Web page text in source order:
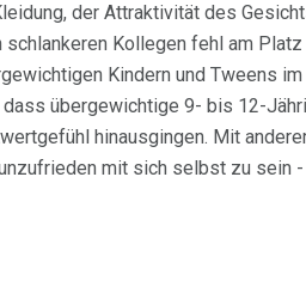
der Attraktivität des
Kollegen fehl am
Kindern und Tweens
dass übergewichtige 9- bis 12-
hinausgingen. Mit
mit sich selbst zu sein